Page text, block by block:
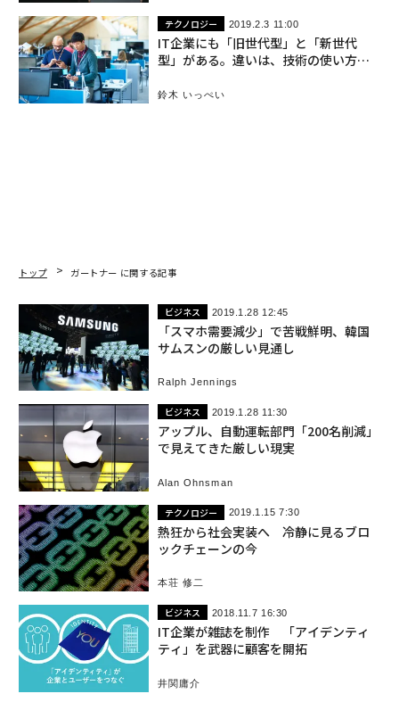
テクノロジー 2019.2.3 11:00
IT企業にも「旧世代型」と「新世代
型」がある。違いは、技術の使い方に
鈴木 いっぺい
トップ ガートナー に関する記事
ビジネス 2019.1.28 12:45
「スマホ需要減少」で苦戦鮮明、韓国
サムスンの厳しい見通し
Ralph Jennings
ビジネス 2019.1.28 11:30
アップル、自動運転部門「200名削減」
で見えてきた厳しい現実
Alan Ohnsman
テクノロジー 2019.1.15 7:30
熱狂から社会実装へ 冷静に見るブロ
ックチェーンの今
本荘 修二
ビジネス 2018.11.7 16:30
IT企業が雑誌を制作 「アイデンティ
ティ」を武器に顧客を開拓
井関庸介